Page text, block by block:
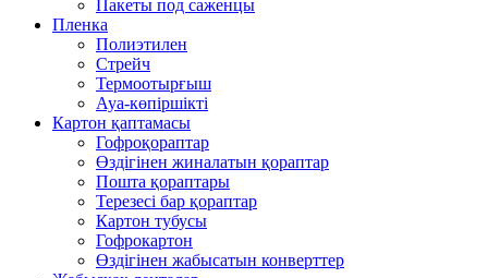
Пакеты под саженцы
Пленка
Полиэтилен
Стрейч
Термоотырғыш
Ауа-көпіршікті
Картон қаптамасы
Гофроқораптар
Өздігінен жиналатын қораптар
Пошта қораптары
Терезесі бар қораптар
Картон тубусы
Гофрокартон
Өздігінен жабысатын конверттер